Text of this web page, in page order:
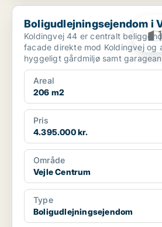
Boligudlejningsejendom i Vejle
Boligudlejningsejendom i
Koldingvej 44 er centralt
facade direkte mod Koldingvej og
hyggeligt gårdmiljø samt
Bleggaardsgade. Ejen...
Areal
206 m2
Pris
4.395.000 kr.
Område
Vejle Centrum
Type
Boligudlejningsejendom